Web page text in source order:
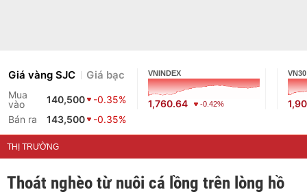
Giá vàng SJC Giá bạc
Mua
vào
140,500
-0.35%
Bán ra
143,500 -0.35%
VNINDEX
1,760.64 -0.42%
VN30
THỊ TRƯỜNG
Thoát nghèo từ nuôi cá lồng trên lòng hồ